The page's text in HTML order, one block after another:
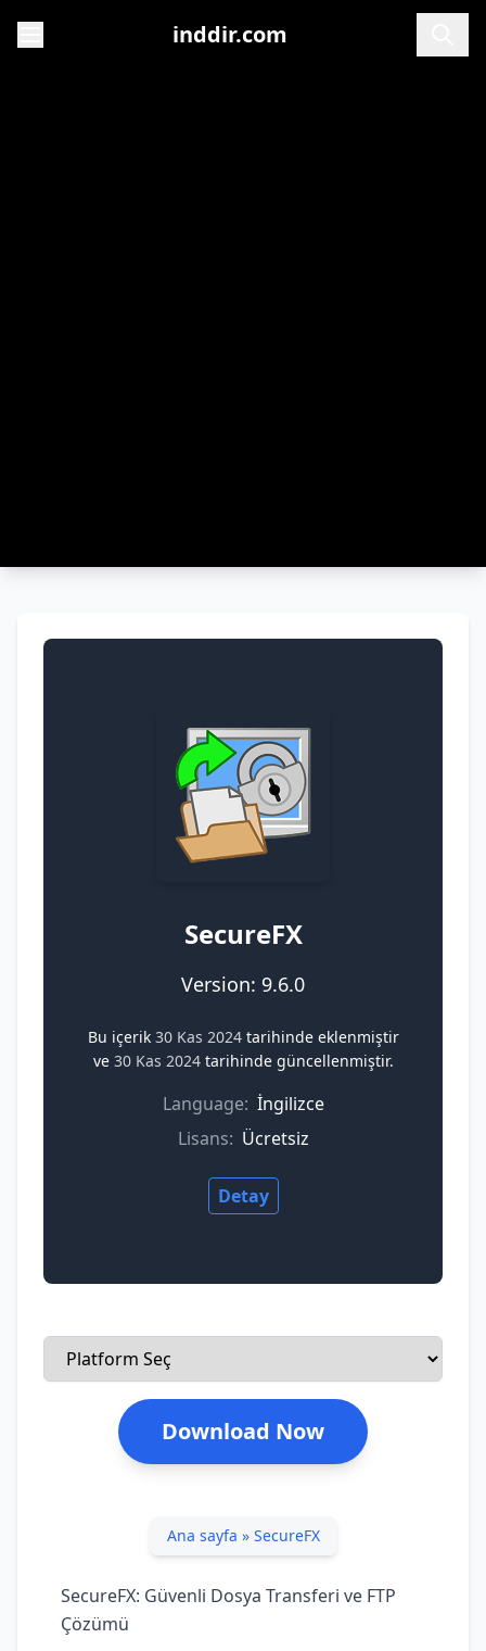
inddir.com
SecureFX
Version: 9.6.0
Bu içerik 30 Kas 2024 tarihinde eklenmiştir
ve 30 Kas 2024 tarihinde güncellenmiştir.
Language: İngilizce
Lisans: Ücretsiz
Detay
Download Now
Ana sayfa » SecureFX
SecureFX: Güvenli Dosya Transferi ve FTP
Çözümü